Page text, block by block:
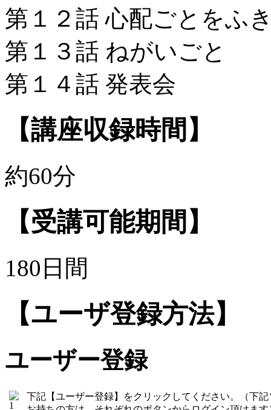
第１２話 心配ごとをふ
第１３話 ねがいごと
第１４話 発表会
【講座収録時間】
約60分
【受講可能期間】
180日間
【ユーザ登録方法】
ユーザー登録
下記【ユーザー登録】をクリックしてください。（下